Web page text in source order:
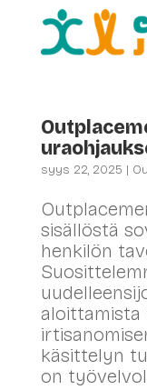
syys 22, 2025 |
sisällöstä
henkilön
aloittamista
käsittelyn
on